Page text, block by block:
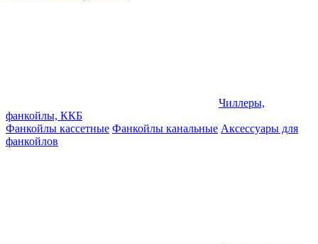
Чиллеры,
фанкойлы, ККБ
Фанкойлы кассетные Фанкойлы канальные Аксессуары для
фанкойлов